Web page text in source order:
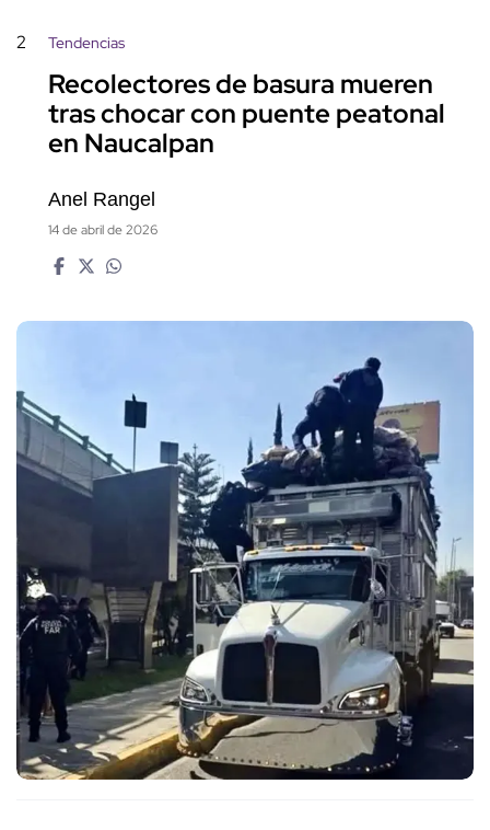
2 Tendencias
Recolectores de basura mueren
tras chocar con puente peatonal
en Naucalpan
Anel Rangel
14 de abril de 2026